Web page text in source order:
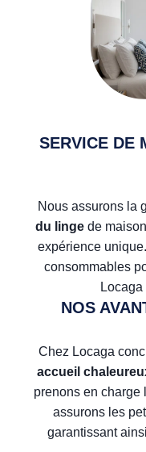
SERVICE DE
Nous assurons la
du lingede
expérience
consommables
NOS
Chez Locaga
accueil
prenons en charge
assurons les
garantissant